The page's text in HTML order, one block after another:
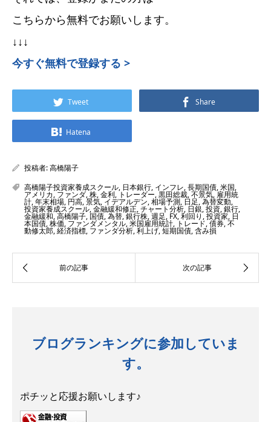
こちらから無料でお願いします。
↓↓↓
今すぐ無料で登録する >
Tweet Share
Hatena
投稿者:高橋陽子
高橋陽子投資家養成スクール, 日本銀行, インフレ,長期国債,米国,
アメリカ,ファンダ,株,金利,トレーダー,黒田総裁,不景気,雇用統
計,年末相場, 円高,景気, イデアルデン,相場予測,日足,為替変動,
投資家養成スクール,金融緩和修正,チャート分析, 日銀,投資,銀行,
金融緩和,高橋陽子,国債,為替,銀行株,週足, FX,利回り,投資家, 日
本国債,株価,ファンダメンタル,米国雇用統計, トレード,債券,不
動修太郎,経済指標, ファンダ分析,利上げ,短期国債,含み損
ブログランキングに参加していま
す。
ポチッと応援お願いします♪